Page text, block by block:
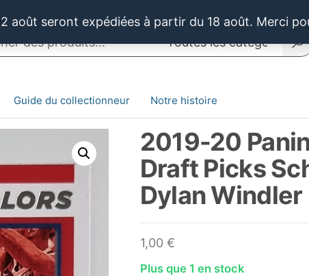
août seront expédiées à partir du 18 août. Merci
Guide du collectionneur Notre histoire
2019-20
Draft Picks
Dylan Windler
1,00 €
Plus que 1 en stock